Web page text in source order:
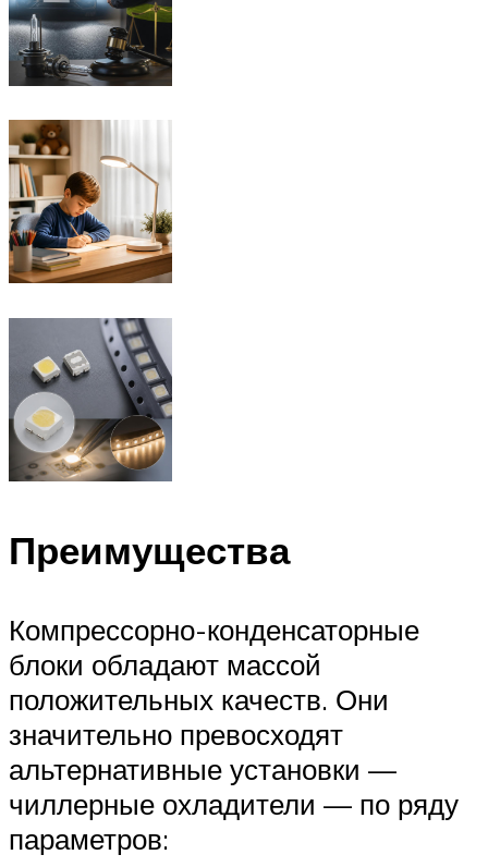
Преимущества
Компрессорно-конденсаторные
блоки обладают массой
положительных качеств. Они
значительно превосходят
альтернативные установки —
чиллерные охладители — по ряду
параметров: